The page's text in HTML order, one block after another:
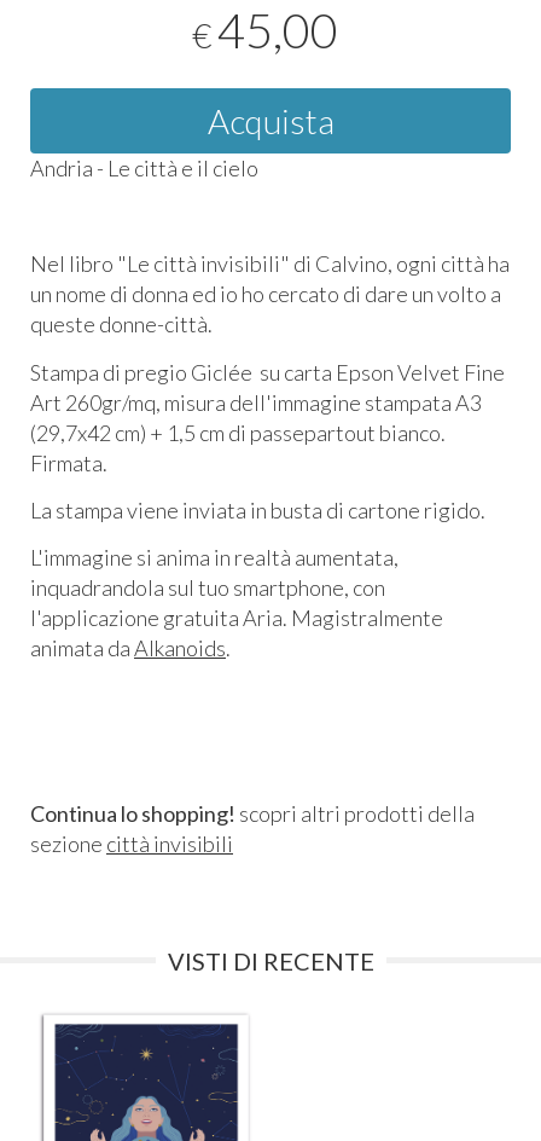
€45,00
Acquista
Andria - Le città e il cielo
Nel libro "Le città invisibili" di Calvino, ogni città ha
un nome di donna ed io ho cercato di dare un volto a
queste donne-città.
Stampa di pregio Giclée su carta Epson Velvet Fine
Art 260gr/mq, misura dell'immagine stampata A3
(29,7x42 cm) + 1,5 cm di passepartout bianco.
Firmata.
La stampa viene inviata in busta di cartone rigido.
L'immagine si anima in realtà aumentata,
inquadrandola sul tuo smartphone, con
l'applicazione gratuita Aria. Magistralmente
animata daAlkanoids.
Continua lo shopping! scopri altri prodotti della
sezione città invisibili
VISTI DI RECENTE